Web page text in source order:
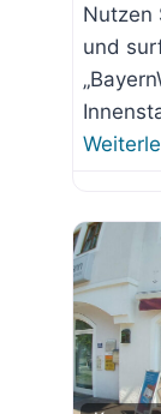
Nutzen
und